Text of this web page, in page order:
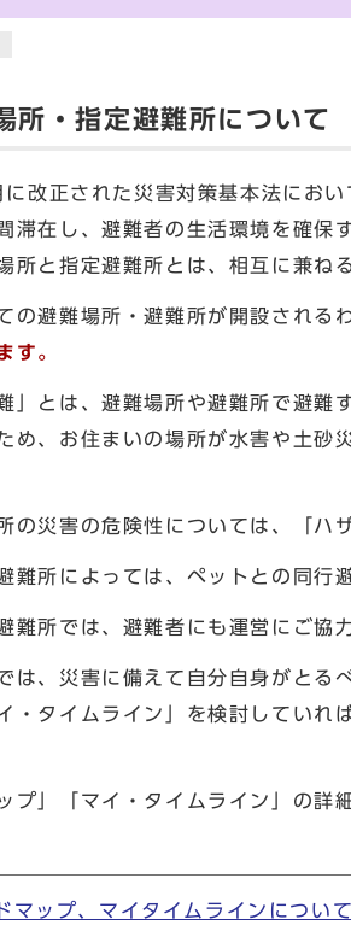
所・指定避難所について
改正された災害対策基本法におい
滞在し、避難者の生活環境を確保
所と指定避難所とは、相互に兼ね
避難場所・避難所が開設される
す。
とは、避難場所や避難所で避難
め、お住まいの場所が水害や土砂
災害の危険性については、「ハ
所によっては、ペットとの同行
所では、避難者にも運営にご協力
、災害に備えて自分自身がとる
・タイムライン」を検討していれ
」「マイ・タイムライン」の詳
マップ、マイタイムラインについ